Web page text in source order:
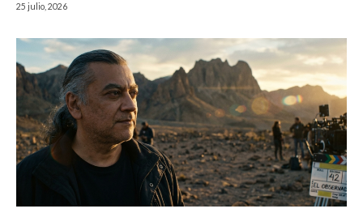
25 julio, 2026